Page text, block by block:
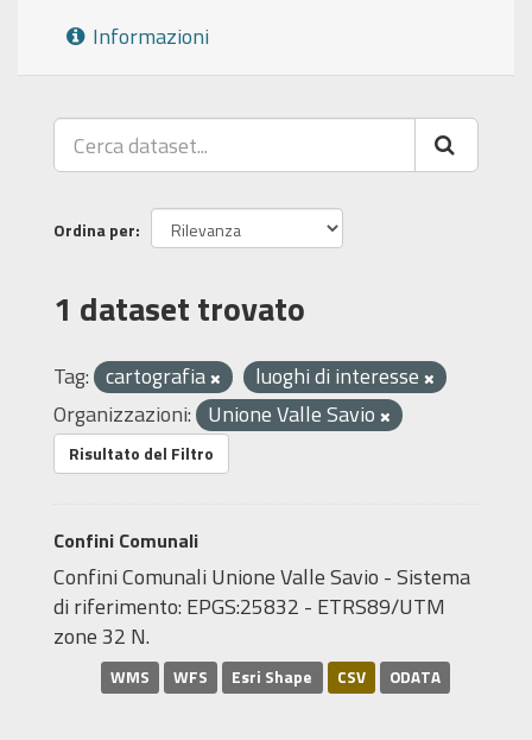
Informazioni
Ordina per
1 dataset trovato
Tag: cartografia
luoghi di interesse
Organizzazioni: Unione Valle Savio
Risultato del Filtro
Confini Comunali
Confini Comunali Unione Valle Savio - Sistema
di riferimento: EPGS:25832 - ETRS89/UTM
zone 32 N.
WMS WFS Esri Shape CSV ODATA